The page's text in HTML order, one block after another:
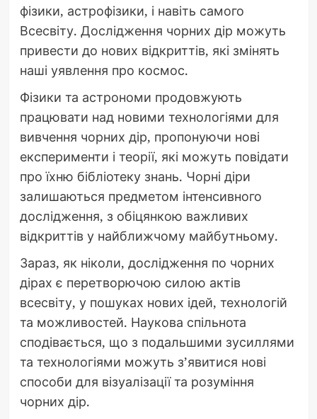
фізики, астрофізики, і навіть самого
Всесвіту. Дослідження чорних дір можуть
привести до нових відкриттів, які змінять
наші уявлення про космос.
Фізики та астрономи продовжують
працювати над новими технологіями для
вивчення чорних дір, пропонуючи нові
експерименти і теорії, які можуть повідати
про їхню бібліотеку знань. Чорні діри
залишаються предметом інтенсивного
дослідження, з обіцянкою важливих
відкриттів у найближчому майбутньому.
Зараз, як ніколи, дослідження по чорних
дірах є перетворючою силою актів
всесвіту, у пошуках нових ідей, технологій
та можливостей. Наукова спільнота
сподівається, що з подальшими зусиллями
та технологіями можуть з’явитися нові
способи для візуалізації та розуміння
чорних дір.